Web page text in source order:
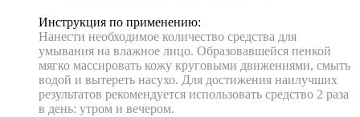
Инструкция по применению:
Нанести необходимое количество средства для
умывания на влажное лицо. Образовавшейся пенкой
мягко массировать кожу круговыми движениями, смыть
водой и вытереть насухо. Для достижения наилучших
результатов рекомендуется использовать средство 2 раза
в день: утром и вечером.